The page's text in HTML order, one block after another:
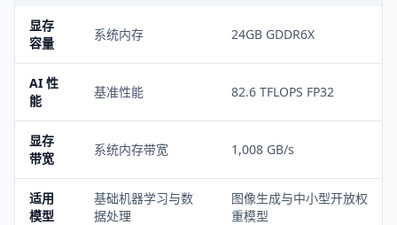
显存
容量
系统内存 24GB GDDR6X
AI 性
能
基准性能 82.6 TFLOPS FP32
显存
带宽
系统内存带宽 1,008 GB/s
适用
模型
基础机器学习与数
据处理
图像生成与中小型开放权
重模型